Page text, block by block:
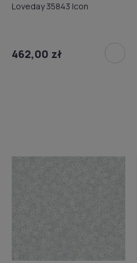
Loveday 35843 Icon
462,00 zł